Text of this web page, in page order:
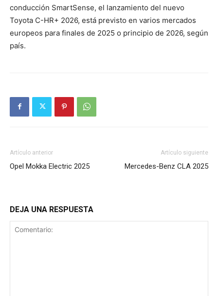
conducción SmartSense, el lanzamiento del nuevo
Toyota C-HR+ 2026, está previsto en varios mercados
europeos para finales de 2025 o principio de 2026, según
país.
Artículo anterior
Opel Mokka Electric 2025
Artículo siguiente
Mercedes-Benz CLA 2025
DEJA UNA RESPUESTA